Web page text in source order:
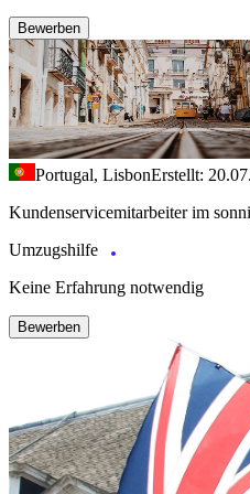
Bewerben
Portugal, LisbonErstellt:
Kundenservicemitarbeiter im
Umzugshilfe
Keine Erfahrung notwendig
Bewerben